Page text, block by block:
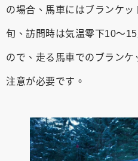
の場合、馬車にはブランケ
旬、訪問時は気温零下10〜
ので、走る馬車でのブランケ
注意が必要です。